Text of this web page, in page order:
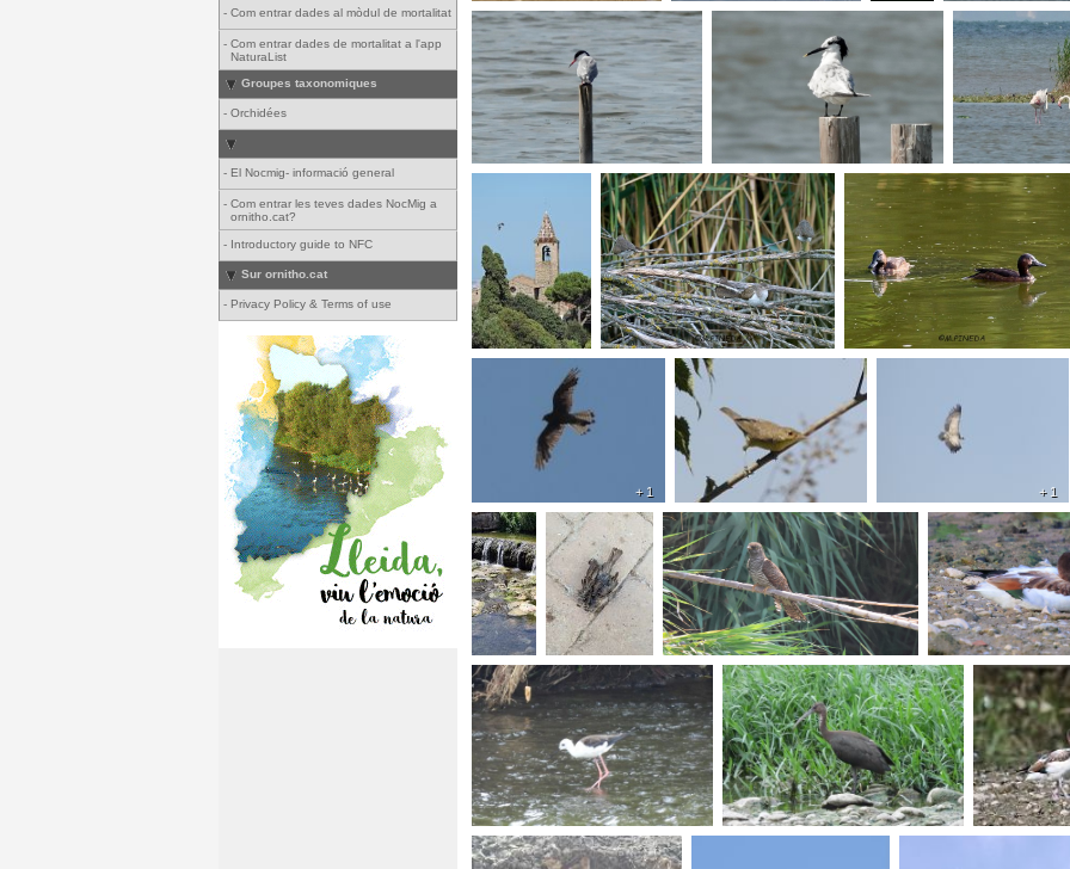
- Com entrar dades al mòdul de mortalitat
- Com entrar dades de mortalitat a l'app
NaturaList
Groupes taxonomiques
- Orchidées
- El Nocmig- informació general
- Com entrar les teves dades NocMig a
ornitho.cat?
- Introductory guide to NFC
Sur ornitho.cat
- Privacy Policy & Terms of use
+ 1 + 1